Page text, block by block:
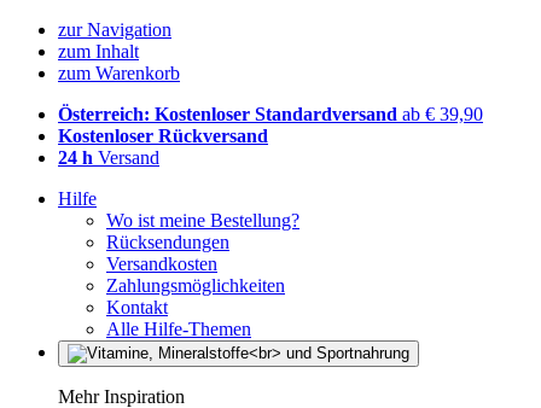
zur Navigation
zum Inhalt
zum Warenkorb
Österreich: Kostenloser Standardversand ab € 39,90
Kostenloser Rückversand
24 h Versand
Hilfe
Wo ist meine Bestellung?
Rücksendungen
Versandkosten
Zahlungsmöglichkeiten
Kontakt
Alle Hilfe-Themen
Mehr Inspiration